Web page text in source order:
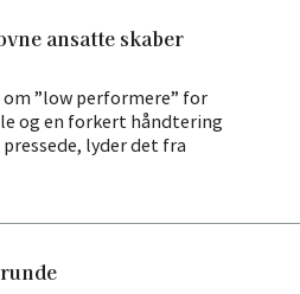
ansatte skaber
”low performere” for
og en forkert håndtering
lyder det fra